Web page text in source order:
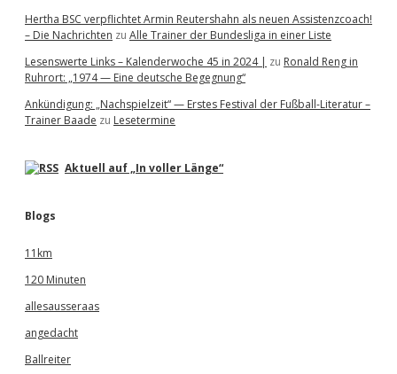
Hertha BSC verpflichtet Armin Reutershahn als neuen Assistenzcoach!
– Die Nachrichten zu Alle Trainer der Bundesliga in einer Liste
Lesenswerte Links – Kalenderwoche 45 in 2024 | zu Ronald Reng in
Ruhrort: „1974 — Eine deutsche Begegnung“
Ankündigung: „Nachspielzeit“ — Erstes Festival der Fußball-Literatur –
Trainer Baade zu Lesetermine
Aktuell auf „In voller Länge“
Blogs
11km
120 Minuten
allesausseraas
angedacht
Ballreiter